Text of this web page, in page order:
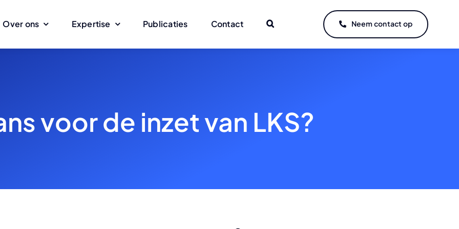
Over ons Expertise Publicaties Contact Neem contact op
voor de inzet van LKS?